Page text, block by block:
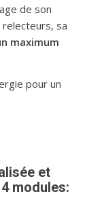
de son
sa
maximum
pour un
et
modules: